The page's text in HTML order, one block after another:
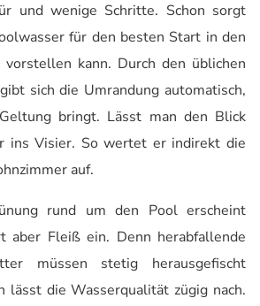
und wenige Schritte. Schon sorgt
für den besten Start in den
kann. Durch den üblichen
sich die Umrandung automatisch,
bringt. Lässt man den Blick
ins Visier. So wertet er indirekt die
auf.
rund um den Pool erscheint
aber Fleiß ein. Denn herabfallende
müssen stetig herausgefischt
lässt die Wasserqualität zügig nach.